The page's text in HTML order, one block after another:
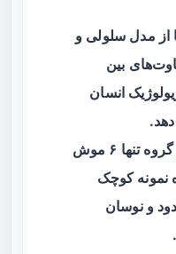
از مدل سلولی و
بین
انسان
در هر گروه تنها ۶ موش
نمونه کوچک
و نوسان